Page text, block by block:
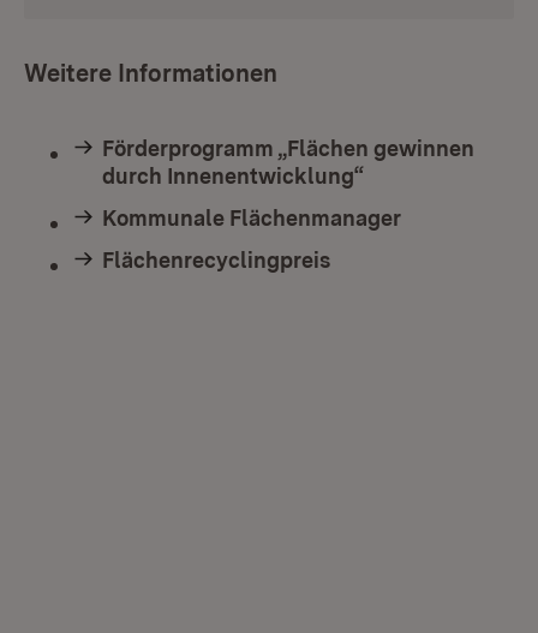
Weitere Informationen
Förderprogramm „Flächen gewinnen
durch Innenentwicklung“
Kommunale Flächenmanager
Flächenrecyclingpreis